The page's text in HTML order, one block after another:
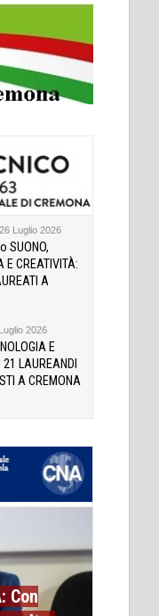
Luglio 2026
SUONO,
E CREATIVITÀ:
A
2026
E
LAUREANDI
A CREMONA
Con